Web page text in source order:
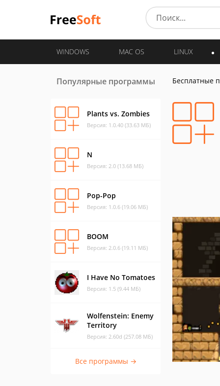
WINDOWS MAC OS LINUX
Популярные программы
Plants vs. Zombies
Версия: 1.0.40 (33.63 МБ)
N
Версия: 2.0 (13.68 МБ)
Pop-Pop
Версия: 1.0.6 (19.06 МБ)
BOOM
Версия: 2.0.6 (19.11 МБ)
I Have No Tomatoes
Версия: 1.5 (9.44 МБ)
Wolfenstein: Enemy
Territory
Версия: 2.60d (257.08 МБ)
Все программы →
Бесплатные